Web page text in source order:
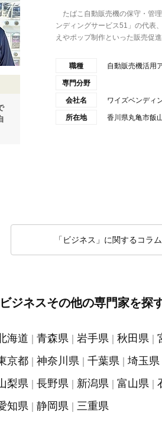
たばこ自動販売機の保守・管
ンディングサービス51」の代表
えやポップ制作といった販売促
職種 自動販売機活用
専門分野
会社名 ワイズベンディ
所在地 香川県丸亀市飯
「ビジネス」に関するコラ
ジネスその他の専門家を探
海道 青森県 岩手県 秋田県
京都 神奈川県 千葉県 埼玉県
梨県 長野県 新潟県 富山県
知県 静岡県
三重県